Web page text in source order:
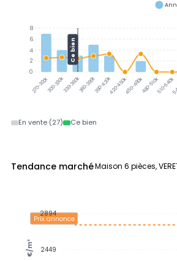
270-300k300-330k330-360k360-390k390-420k420-450k450-480k480-510k510-540k
Ce bien
8
6
4
2
0
En vente (27) Ce bien
Tendance marchéMaison 6 pièces,
Prix annonce
2894
2449
€/m²